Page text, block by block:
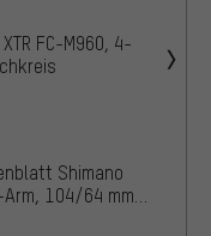
FC-M960, 4-
Shimano
104/64 mm